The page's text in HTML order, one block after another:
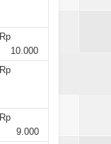
Rp
10.000
Rp
Rp
9.000